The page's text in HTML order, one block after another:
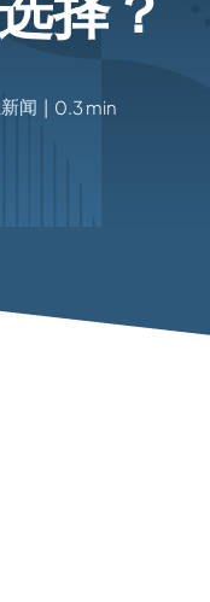
闻 | 0.3 min